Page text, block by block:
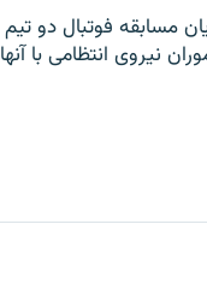
مسابقه فوتبال دو تیم
نیروی انتظامی با آنها